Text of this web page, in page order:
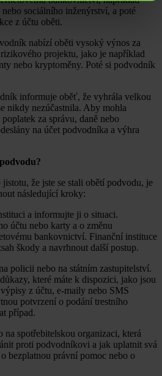
sociálního inženýrství, a poté
z účtu oběti.
nabízí oběti vysoký výnos za
projektu, jako je například
nebo kryptoměny. Poté si podvodník
informuje oběť, že vyhrála velkou
nikdy nezúčastnila. Aby mohla
za správu, daně nebo
na účet podvodníka a výhra
že jste se stali obětí podvodu, je
následující kroky:
a informujte ji o situaci.
účtu nebo karty a o změnu
bankovnictví. Finanční instituce
škody a navrhnout další postup.
policii nebo na státním zastupitelství.
které máte k dispozici, jako jsou
z účtu, e-maily nebo SMS
potvrzení o podání trestního
případ.
na spotřebitelskou organizaci, která
proti podvodníkovi a jak uplatnit svá
bezplatnou právní pomoc nebo o